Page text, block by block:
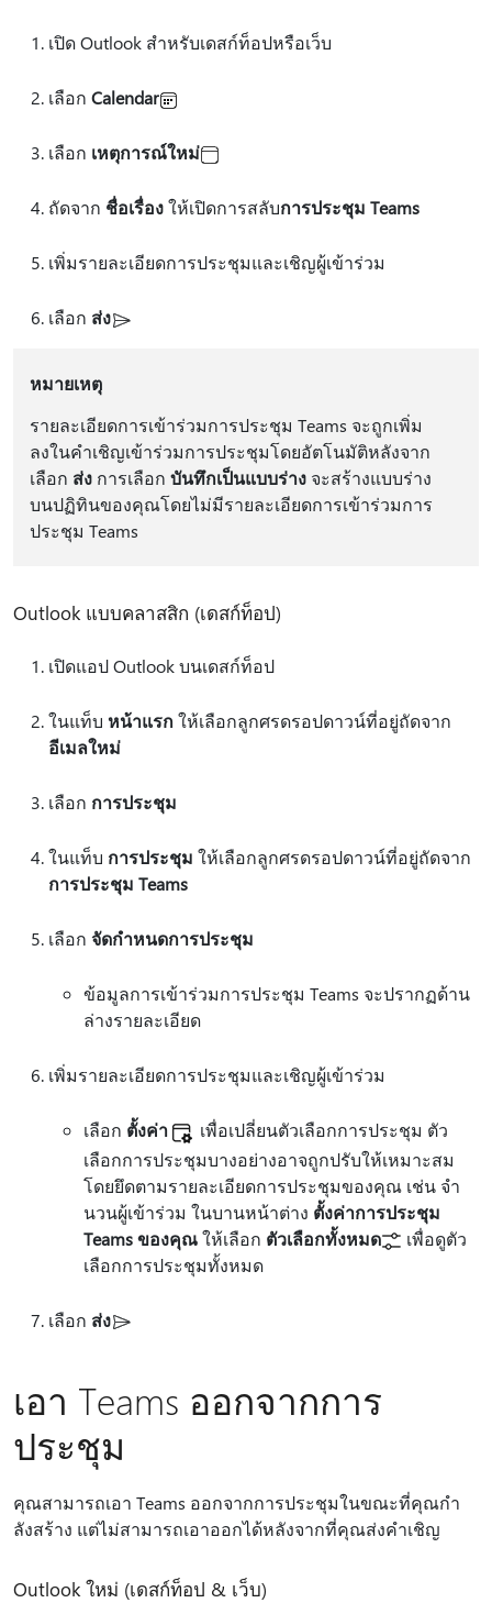
เปิด Outlook สําหรับเดสก์ท็อปหรือเว็บ
เลือก Calendar
เลือก เหตุการณ์ใหม่
ถัดจาก ชื่อเรื่องให้เปิดการสลับการประชุม Teams
เพิ่มรายละเอียดการประชุมและเชิญผู้เข้าร่วม
เลือก ส่ง
หมายเหตุ
รายละเอียดการเข้าร่วมการประชุม Teams จะถูกเพิ่ม
ลงในคําเชิญเข้าร่วมการประชุมโดยอัตโนมัติหลังจาก
เลือก ส่งการเลือก บันทึกเป็นแบบร่างจะสร้างแบบร่าง
บนปฏิทินของคุณโดยไม่มีรายละเอียดการเข้าร่วมการ
ประชุม Teams
Outlook แบบคลาสสิก (เดสก์ท็อป)
เปิดแอป Outlook บนเดสก์ท็อป
ในแท็บ หน้าแรกให้เลือกลูกศรดรอปดาวน์ที่อยู่ถัดจาก
อีเมลใหม่
เลือก การประชุม
ในแท็บ การประชุม ให้เลือกลูกศรดรอปดาวน์ที่อยู่ถัดจาก
การประชุม Teams
เลือก จัดกําหนดการประชุม
ข้อมูลการเข้าร่วมการประชุม Teams จะปรากฏด้าน
ล่างรายละเอียด
เพิ่มรายละเอียดการประชุมและเชิญผู้เข้าร่วม
เลือก ตั้งค่า
เพื่อเปลี่ยนตัวเลือกการประชุม ตัว
เลือกการประชุมบางอย่างอาจถูกปรับให้เหมาะสม
โดยยึดตามรายละเอียดการประชุมของคุณ เช่น จํา
นวนผู้เข้าร่วม ในบานหน้าต่าง ตั้งค่าการประชุม
Teams ของคุณให้เลือก ตัวเลือกทั้งหมด
เพื่อดูตัว
เลือกการประชุมทั้งหมด
เลือก ส่ง
เอา Teams ออกจากการ
ประชุม
คุณสามารถเอา Teams ออกจากการประชุมในขณะที่คุณกํา
ลังสร้าง แต่ไม่สามารถเอาออกได้หลังจากที่คุณส่งคําเชิญ
Outlook ใหม่ (เดสก์ท็อป & เว็บ)